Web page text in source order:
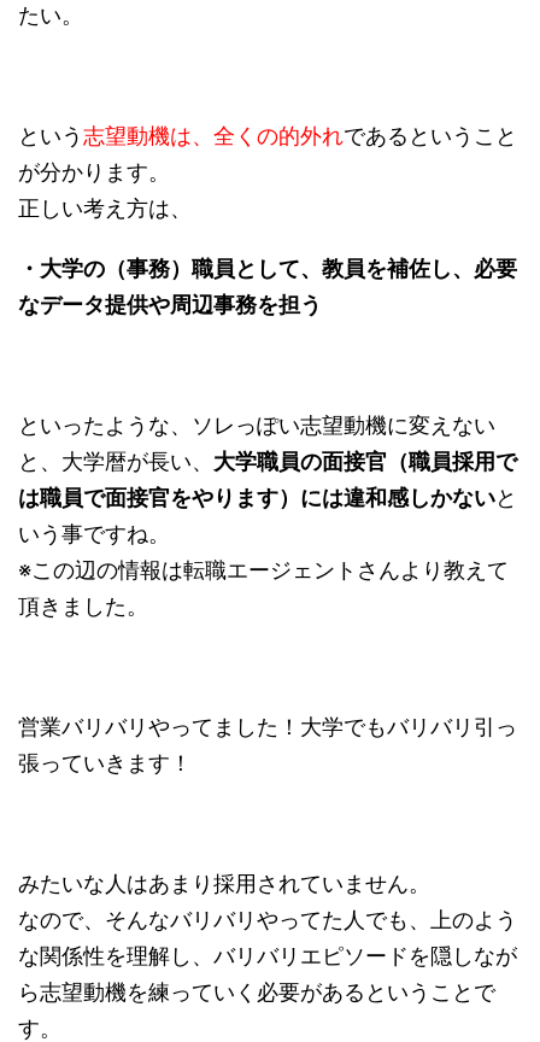
たい。
という志望動機は、全くの的外れであるということ
が分かります。
正しい考え方は、
・大学の（事務）職員として、教員を補佐し、必要
なデータ提供や周辺事務を担う
といったような、ソレっぽい志望動機に変えない
と、大学暦が長い、 大学職員の面接官（職員採用で
は職員で面接官をやります）には違和感しかないと
いう事ですね。
※この辺の情報は転職エージェントさんより教えて
頂きました。
営業バリバリやってました！大学でもバリバリ引っ
張っていきます！
みたいな人はあまり採用されていません。
なので、そんなバリバリやってた人でも、上のよう
な関係性を理解し、バリバリエピソードを隠しなが
ら志望動機を練っていく必要があるということで
す。